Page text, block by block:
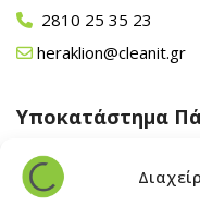
2810 25 35 23
heraklion@cleanit.gr
Υποκατάστημα
Άγιος Βλάσης
22840 43 163